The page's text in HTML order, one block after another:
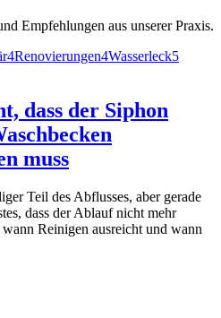
Empfehlungen aus unserer Praxis.
4Renovierungen4Wasserleck5
dass der Siphon
muss
Teil des Abflusses, aber gerade
dass der Ablauf nicht mehr
Reinigen ausreicht und wann